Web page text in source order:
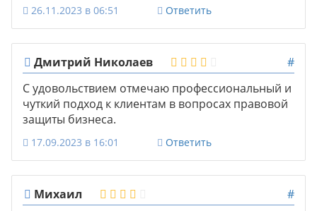
26.11.2023 в 06:51 Ответить
Дмитрий Николаев
#
С удовольствием отмечаю профессиональный и
чуткий подход к клиентам в вопросах правовой
защиты бизнеса.
17.09.2023 в 16:01 Ответить
Михаил
#